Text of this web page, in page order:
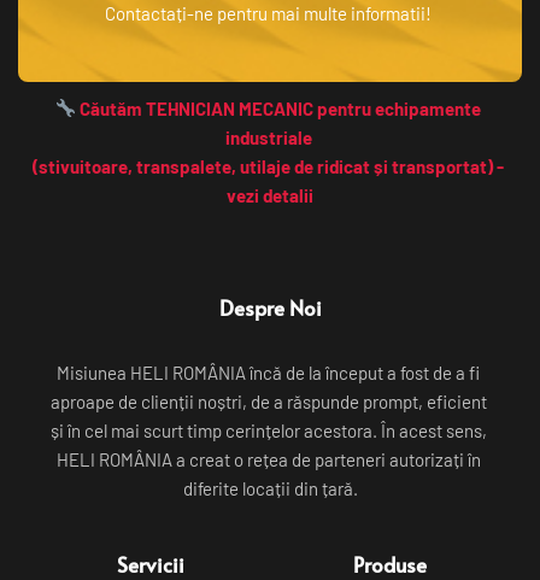
Contactați-ne pentru mai multe informatii!
Căutăm TEHNICIAN MECANIC pentru echipamente
industriale
(stivuitoare, transpalete, utilaje de ridicat și transportat) -
vezi detalii
Despre Noi
Misiunea HELI ROMÂNIA încă de la început a fost de a fi
aproape de clienții noștri, de a răspunde prompt, eficient
și în cel mai scurt timp cerințelor acestora. În acest sens,
HELI ROMÂNIA a creat o rețea de parteneri autorizați în
diferite locații din țară.
Servicii Produse